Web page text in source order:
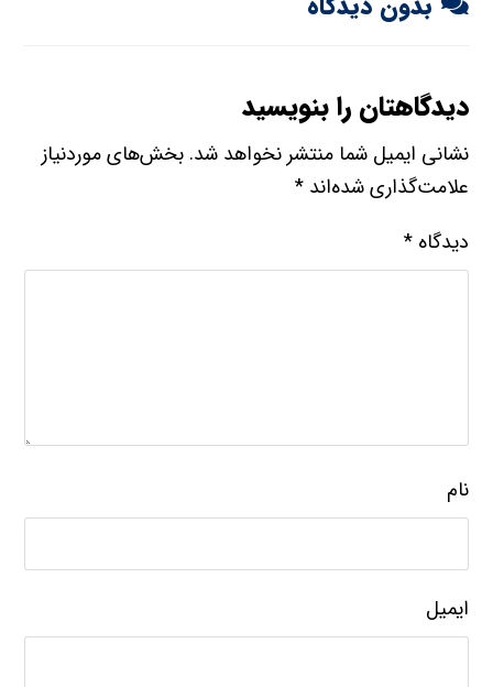
دیدگاهتان را بنویسید
نشانی ایمیل شما منتشر نخواهد شد. بخش‌های موردنیاز
علامت‌گذاری شده‌اند*
دیدگاه*
نام
ایمیل